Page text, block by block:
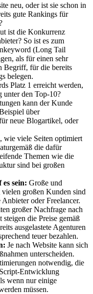
neu, oder ist sie schon in
gute Rankings für
ist die Konkurrenz
So ist es zum
(Long Tail
als für einen sehr
Begriff, für die bereits
belegen.
Platz 1 erreicht werden,
unter den Top-10?
kann der Kunde
über
neue Blogartikel, oder
wie viele Seiten optimiert
die dafür
Themen wie die
sind bei großen
sein: Große und
großen Kunden sind
oder Freelancer.
großer Nachfrage nach
die Preise gemäß
ausgelastete Agenturen
teuer bezahlen.
Je nach Website kann sich
unterscheiden.
notwendig, die
Entwicklung
wenn nur einige
müssen.